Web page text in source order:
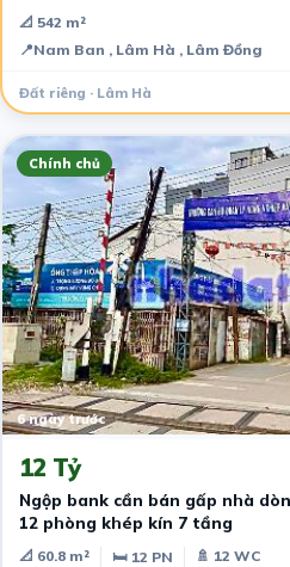
📐 542 m²
📍Nam Ban , Lâm Hà , Lâm Đồng
Đất riêng · Lâm Hà
Chính chủ
6 ngày trước
12 Tỷ
Ngộp bank cần bán gấp nhà
12 phòng khép kín 7 tầng
📐 60.8 m² 🛏 12 PN
🚿 12 WC